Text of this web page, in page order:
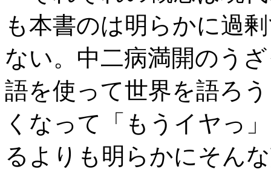
も本書のは明らかに過
ない。中二病満開のう
語を使って世界を語ろ
くなって「もうイヤっ
るよりも明らかにそん